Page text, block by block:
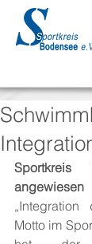
angewiesen
Motto im